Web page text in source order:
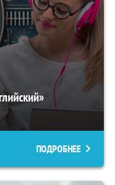
ПОДРОБНЕЕ